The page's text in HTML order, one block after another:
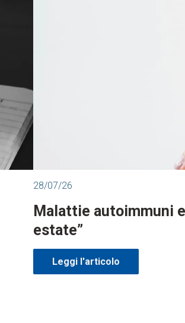
28/07/26
Malattie autoimmuni
estate”
Leggi l'articolo